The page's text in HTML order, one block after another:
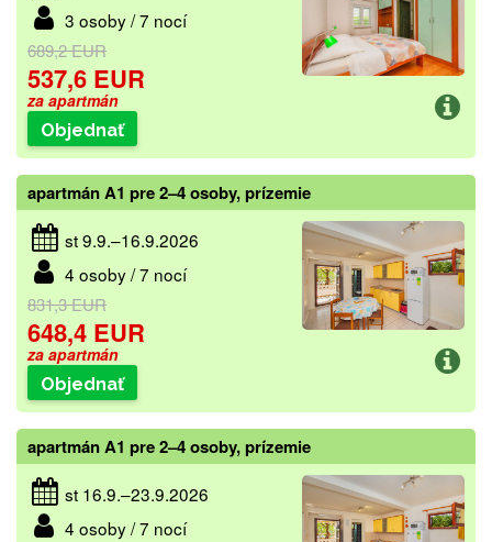
3 osoby / 7 nocí
689,2 EUR
537,6 EUR
za apartmán
Objednať
apartmán A1 pre 2–4 osoby, prízemie
st 9.9.–16.9.2026
4 osoby / 7 nocí
831,3 EUR
648,4 EUR
za apartmán
Objednať
apartmán A1 pre 2–4 osoby, prízemie
st 16.9.–23.9.2026
4 osoby / 7 nocí